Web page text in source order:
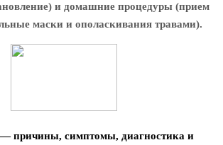
и домашние процедуры (прием
маски и ополаскивания травами).
причины, симптомы, диагностика и